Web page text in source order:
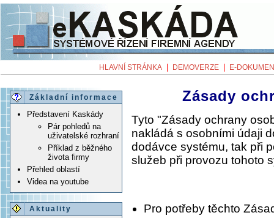
HLAVNÍ STRÁNKA DEMOVERZE E-
Základní informace
Představení Kaskády
Pár pohledů na
uživatelské rozhraní
Příklad z běžného
života firmy
Přehled oblastí
Videa na youtube
Aktuality
Zásady
Tyto "Zásady ochrany
nakládá s osobními údaji
dodávce systému, tak při
služeb při provozu tohoto
Pro potřeby těchto